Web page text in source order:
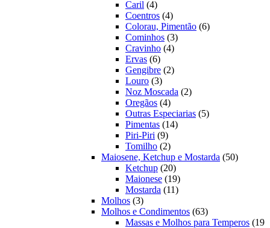
Caril 44
produtos
Coentros 44
produtos
Colorau, Pimentão 66
Cominhos 33
Cravinho 44
Ervas 66
produtos
Gengibre 22
Louro 33
produtos
Noz Moscada 22
Oregãos 44
produtos
Outras Especiarias 55
Pimentas 1414
Piri-Piri 99
produtos
Tomilho 22
produtos
Maiosene, Ketchup e Mostarda 5050
Ketchup 2020
produtos
Maionese 1919
produtos
Mostarda 1111
Molhos 33
produtos
Molhos e Condimentos 6363
produtos
Massas e Molhos para Temperos 19